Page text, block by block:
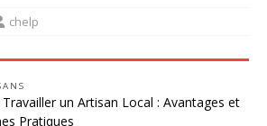
chelp
Travailler un Artisan Local : Avantages et
Pratiques